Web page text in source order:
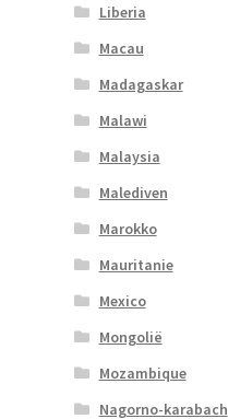
Liberia
Macau
Madagaskar
Malawi
Malaysia
Malediven
Marokko
Mauritanie
Mexico
Mongolië
Mozambique
Nagorno-karabach